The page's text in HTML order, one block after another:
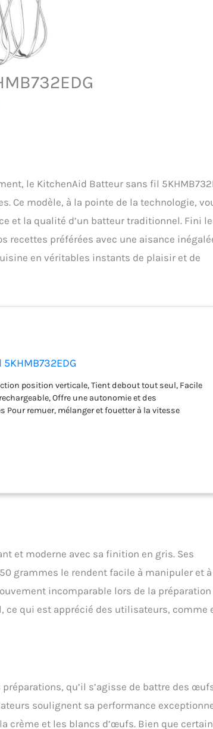
le KitchenAid Batteur sans fil
Ce modèle, à la pointe de la technologie,
et la qualité d’un batteur traditionnel. Fini
recettes préférées avec une aisance
en véritables instants de plaisir et de
position verticale, Tient debout tout seul, Facile
Offre une autonomie et des
Pour remuer, mélanger et fouetter à la vitesse
du batteur jusqu’au niveau désiré pour éviter
et moderne avec sa finition en gris. Ses
grammes le rendent facile à manipuler et à
incomparable lors de la préparation
ce qui est apprécié des utilisateurs, comme
qu’il s’agisse de battre des
soulignent sa performance
crème et les blancs d’œufs. Bien que